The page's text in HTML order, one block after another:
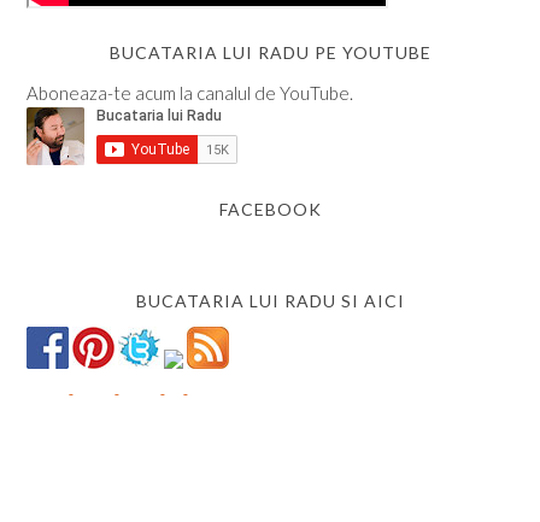
BUCATARIA LUI RADU PE YOUTUBE
Aboneaza-te acum la canalul de YouTube.
FACEBOOK
BUCATARIA LUI RADU SI AICI